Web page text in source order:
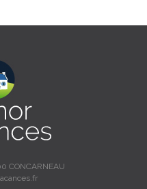
CONCARNEAU